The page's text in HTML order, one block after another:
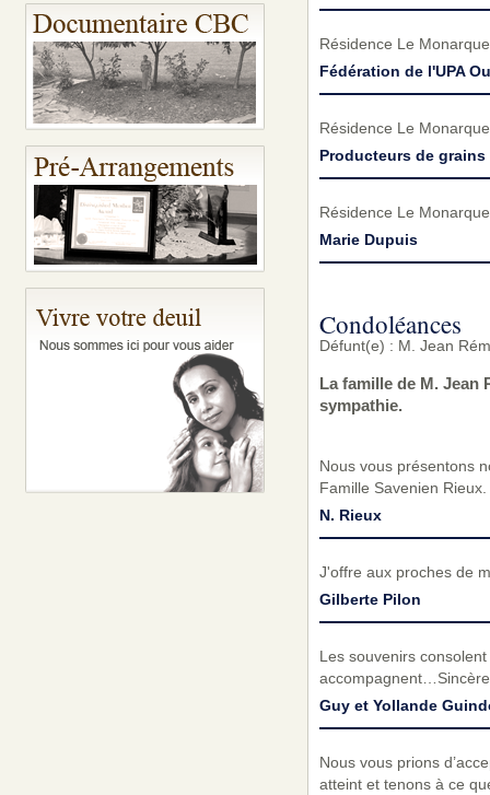
Résidence Le Monarque
Fédération de l'UPA
Résidence Le Monarque
Producteurs de
Résidence Le Monarque
Marie Dupuis
Condoléances
Défunt(e) : M. Jean
La famille de M. Jean
sympathie.
Nous vous présentons
Famille Savenien Rieux.
N. Rieux
J'offre aux proches de
Gilberte Pilon
Les souvenirs
Guy et Yollande
Nous vous prions
atteint et tenons à ce